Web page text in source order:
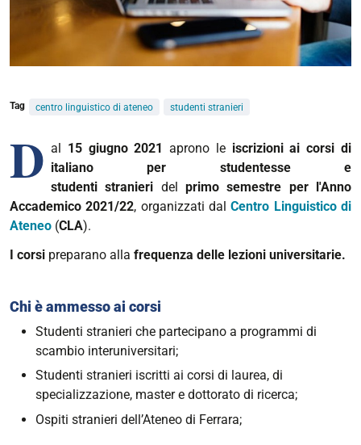
Tag centro linguistico di ateneo studenti stranieri
D al 15 giugno 2021aprono leiscrizioni aicorsi di
italiano per studentesse e
studenti stranieri delprimo semestre per l'Anno
Accademico 2021/22, organizzati dal Centro Linguistico di
Ateneo (CLA).
I corsi preparano alla frequenza delle lezioni universitarie.
Chi è ammesso ai corsi
Studenti stranieri che partecipano a programmi di
scambio interuniversitari;
Studenti stranieri iscritti ai corsi di laurea, di
specializzazione, master e dottorato di ricerca;
Ospiti stranieri dell’Ateneo di Ferrara;